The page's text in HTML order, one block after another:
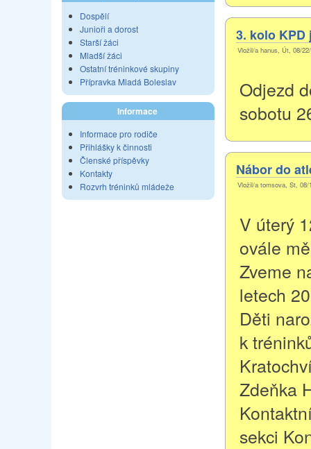
Dospělí
Junioři a dorost
Starší žáci
Mladší žáci
Ostatní tréninkové skupiny
Přípravka Mladá Boleslav
Informace
Informace pro rodiče
Přihlášky k činnosti
Členské příspěvky
Kontakty
Rozvrh tréninků mládeže
3. kolo
Vložil/a hanus, Út, 08/
Odjezd
sobotu
Nábor do
Vložil/a tomsova, St, 08/
V úterý
ovále
Zveme
letech
Děti
k
Zdeňka
sekci